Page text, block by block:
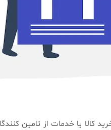
کالا یا خدمات از تامین